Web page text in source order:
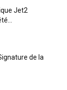
Jet2
de la